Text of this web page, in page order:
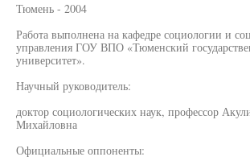
Тюмень - 2004
Работа выполнена на кафедре социологии и
управления ГОУ ВПО «Тюменский
университет».
Научный руководитель:
доктор социологических наук, профессор
Михайловна
Официальные оппоненты: